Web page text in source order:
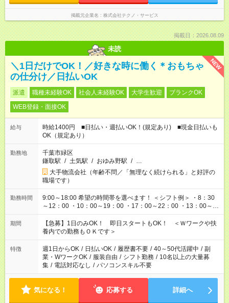
掲載元企業名 株式会社テクノ・サービス
掲載日：2026.08.09
未読
NEW
＼1日だけでOK！／好きな時に働く＊おもちゃ
の仕分け／日払いOK
派遣 職種未経験OK 社会人未経験OK 大学生歓迎
ブランクOK
WEB登録・面接OK
給与
時給1400円 ■日払い・週払いOK！(規定あり) ■現金日払いも
OK（規定あり）
勤務地
千葉市緑区
鎌取駅 / 土気駅 / おゆみ野駅 / …
大手物流会社（年齢不問／「無理なく続けられる」と好評の
職場です）
勤務時間
9:00～18:00 希望の時間帯を選べます！ ＜シフト例＞ ・8：30
～12：00 ・10：00～19：00 ・17：00～22：00 ・13：00～
22：00 ・22：00～翌6：00 など
期間
【急募】1日のみOK！ 即日スタートもOK！ ＜Ｗワークや扶
養内での勤務もＯＫです＞
特徴 週1日からOK / 日払いOK / 履歴書不要 / 40～50代活躍中 / 副
業・WワークOK / 服装自由 / シフト勤務 / 10名以上の大量募
集 / 電話対応なし / パソコンスキル不要
気になる！ 応募する 詳細へ